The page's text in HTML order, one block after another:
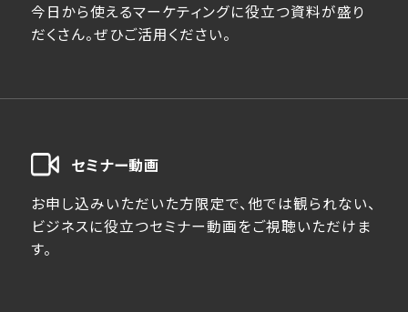
今日から使えるマーケティングに役立つ資料が盛り
だくさん。ぜひご活用ください。
セミナー動画
お申し込みいただいた方限定で、他では観られない、
ビジネスに役立つセミナー動画をご視聴いただけま
す。